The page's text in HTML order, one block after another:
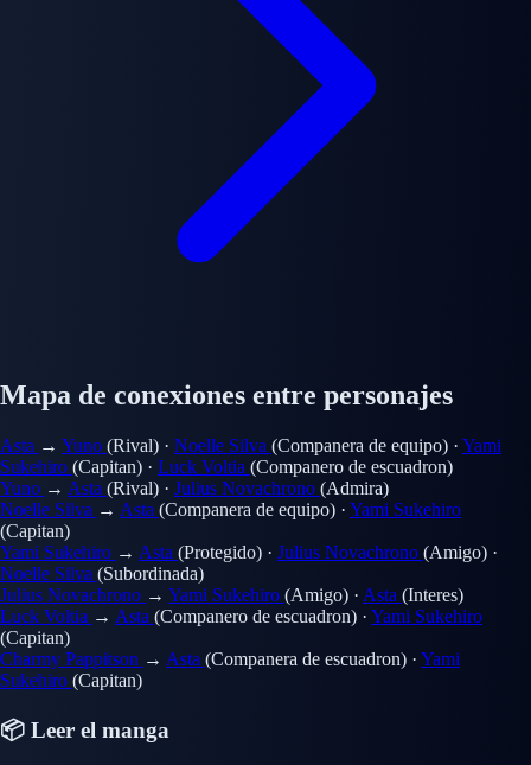
Mapa de conexiones entre personajes
Asta → Yuno (Rival) · Noelle Silva (Companera de equipo) · Yami
Sukehiro (Capitan) · Luck Voltia (Companero de escuadron)
Yuno → Asta (Rival) · Julius Novachrono (Admira)
Noelle Silva → Asta (Companera de equipo) · Yami Sukehiro
(Capitan)
Yami Sukehiro → Asta (Protegido) · Julius Novachrono (Amigo) ·
Noelle Silva (Subordinada)
Julius Novachrono → Yami Sukehiro (Amigo) · Asta (Interes)
Luck Voltia → Asta (Companero de escuadron) · Yami Sukehiro
(Capitan)
Charmy Pappitson → Asta (Companera de escuadron) · Yami
Sukehiro (Capitan)
📦 Leer el manga